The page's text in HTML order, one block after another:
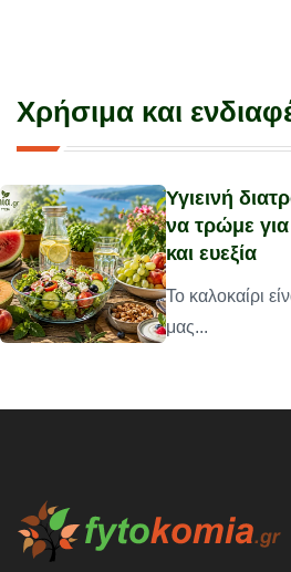
Χρήσιμα και
Υγιεινή
να τρώμε
και ευεξία
Το καλοκαίρι
μας...